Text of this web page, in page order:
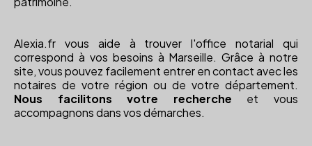
Alexia.fr vous aide à trouver l'office notarial qui
correspond à vos besoins à Marseille. Grâce à notre
site, vous pouvez facilement entrer en contact avec les
notaires de votre région ou de votre département.
Nous facilitons votre recherche et vous
accompagnons dans vos démarches.